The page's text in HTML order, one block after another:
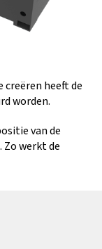
heeft de
worden.
van de
werkt de